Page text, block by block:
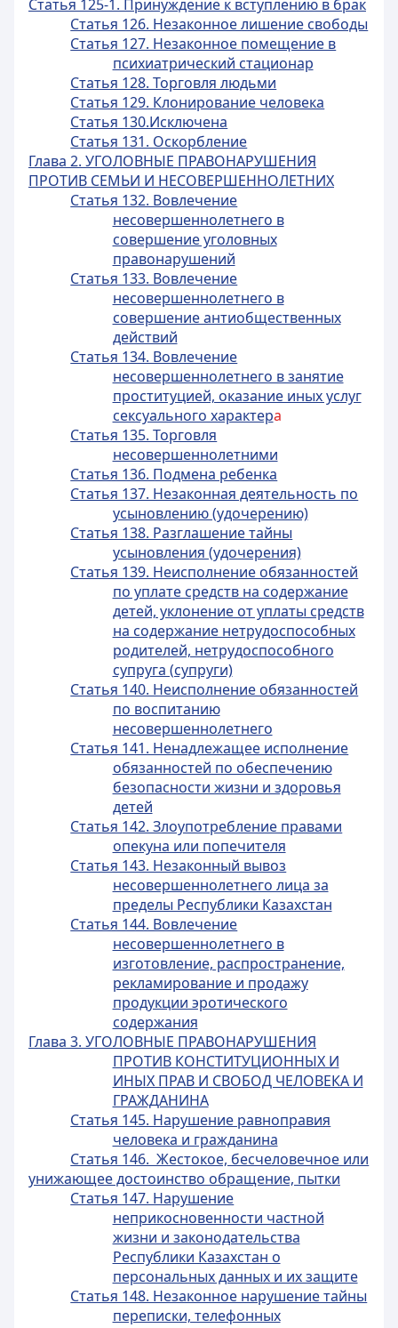
Статья 125-1. Принуждение к вступлению в брак
Статья 126. Незаконное лишение свободы
Статья 127. Незаконное помещение в
психиатрический стационар
Статья 128. Торговля людьми
Статья 129. Клонирование человека
Статья 130.Исключена
Статья 131. Оскорбление
Глава 2. УГОЛОВНЫЕ ПРАВОНАРУШЕНИЯ
ПРОТИВ СЕМЬИ И НЕСОВЕРШЕННОЛЕТНИХ
Статья 132. Вовлечение
несовершеннолетнего в
совершение уголовных
правонарушений
Статья 133. Вовлечение
несовершеннолетнего в
совершение антиобщественных
действий
Статья 134. Вовлечение
несовершеннолетнего в занятие
проституцией, оказание иных услуг
сексуального характера
Статья 135. Торговля
несовершеннолетними
Статья 136. Подмена ребенка
Статья 137. Незаконная деятельность по
усыновлению (удочерению)
Статья 138. Разглашение тайны
усыновления (удочерения)
Статья 139. Неисполнение обязанностей
по уплате средств на содержание
детей, уклонение от уплаты средств
на содержание нетрудоспособных
родителей, нетрудоспособного
супруга (супруги)
Статья 140. Неисполнение обязанностей
по воспитанию
несовершеннолетнего
Статья 141. Ненадлежащее исполнение
обязанностей по обеспечению
безопасности жизни и здоровья
детей
Статья 142. Злоупотребление правами
опекуна или попечителя
Статья 143. Незаконный вывоз
несовершеннолетнего лица за
пределы Республики Казахстан
Статья 144. Вовлечение
несовершеннолетнего в
изготовление, распространение,
рекламирование и продажу
продукции эротического
содержания
Глава 3. УГОЛОВНЫЕ ПРАВОНАРУШЕНИЯ
ПРОТИВ КОНСТИТУЦИОННЫХ И
ИНЫХ ПРАВ И СВОБОД ЧЕЛОВЕКА И
ГРАЖДАНИНА
Статья 145. Нарушение равноправия
человека и гражданина
Статья 146. Жестокое, бесчеловечное или
унижающее достоинство обращение, пытки
Статья 147. Нарушение
неприкосновенности частной
жизни и законодательства
Республики Казахстан о
персональных данных и их защите
Статья 148. Незаконное нарушение тайны
переписки, телефонных